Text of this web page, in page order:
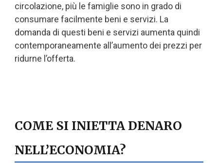
circolazione, più le famiglie sono in grado di
consumare facilmente beni e servizi. La
domanda di questi beni e servizi aumenta quindi
contemporaneamente all’aumento dei prezzi per
ridurne l’offerta.
COME SI INIETTA DENARO
NELL’ECONOMIA?